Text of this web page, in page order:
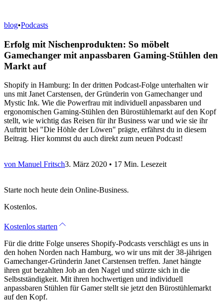
blog•Podcasts
Erfolg mit Nischenprodukten: So möbelt
Gamechanger mit anpassbaren Gaming-Stühlen den
Markt auf
Shopify in Hamburg: In der dritten Podcast-Folge unterhalten wir
uns mit Janet Carstensen, der Gründerin von Gamechanger und
Mystic Ink. Wie die Powerfrau mit individuell anpassbaren und
ergonomischen Gaming-Stühlen den Bürostühlemarkt auf den Kopf
stellt, wie wichtig das Reisen für ihr Business war und wie sie ihr
Auftritt bei "Die Höhle der Löwen" prägte, erfährst du in diesem
Beitrag. Hier kommst du auch direkt zum neuen Podcast!
von Manuel Fritsch3. März 2020 • 17 Min. Lesezeit
Starte noch heute dein Online-Business.
Kostenlos.
Kostenlos starten
Für die dritte Folge unseres Shopify-Podcasts verschlägt es uns in
den hohen Norden nach Hamburg, wo wir uns mit der 38-jährigen
Gamechanger-Gründerin Janet Carstensen treffen. Janet hängte
ihren gut bezahlten Job an den Nagel und stürzte sich in die
Selbstständigkeit. Mit ihren hochwertigen und individuell
anpassbaren Stühlen für Gamer stellt sie jetzt den Bürostühlemarkt
auf den Kopf.